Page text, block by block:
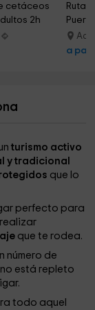
cetáceos
2h
Ruta
a
turismo activo
y tradicional
que lo
perfecto para
que te rodea.
número de
está repleto
todo aquel